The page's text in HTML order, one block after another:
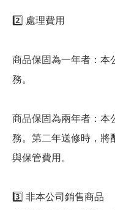
2️⃣ 處理費用
商品保固為一年者：本
務。
商品保固為兩年者：本
務。第二年送修時，將
與保管費用。
3️⃣ 非本公司銷售商品